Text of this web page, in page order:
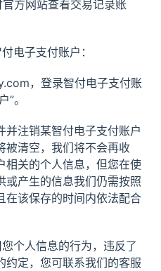
方网站查看交易记录账
电子支付账户：
，登录智付电子支付账
。
并注销某智付电子支付账户
被清空，我们将不会再收
相关的个人信息，但您在使
或产生的信息我们仍需按照
在该保存的时间内依法配合
个人信息的行为，违反了
约定，您可联系我们的客服